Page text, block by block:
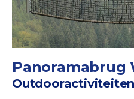
Panoramabrug
Outdooractiviteiten